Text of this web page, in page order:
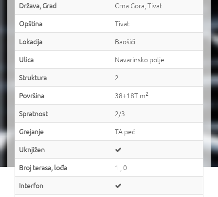
Država, Grad
Crna Gora, Tivat
Opština
Tivat
Lokacija
Baošići
Ulica
Navarinsko polje
Struktura
2
Površina
38+18T m2
Spratnost
2/3
Grejanje
TA peć
Uknjižen
Broj terasa, lođa
1 , 0
Interfon